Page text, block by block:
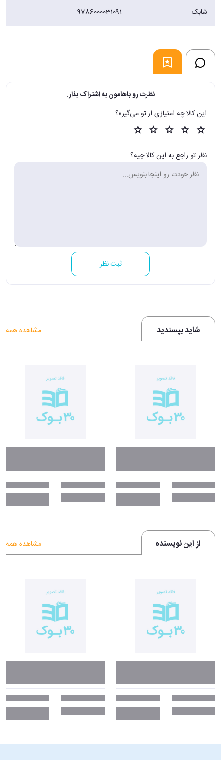
شابک 9786000031091
نظرت رو باهامون به اشتراک بذار.
این کالا چه امتیازی از تو می‌گیره؟
نظر تو راجع به این کالا چیه؟
ثبت نظر
شاید بپسندید مشاهده همه
از این نویسنده مشاهده همه